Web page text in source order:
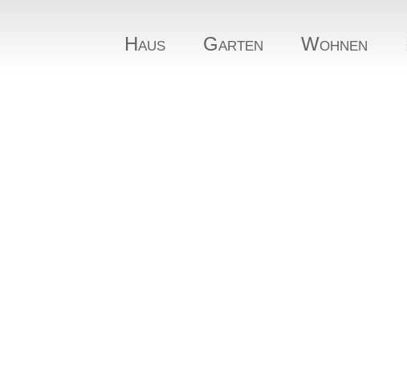
Haus Garten Wohnen